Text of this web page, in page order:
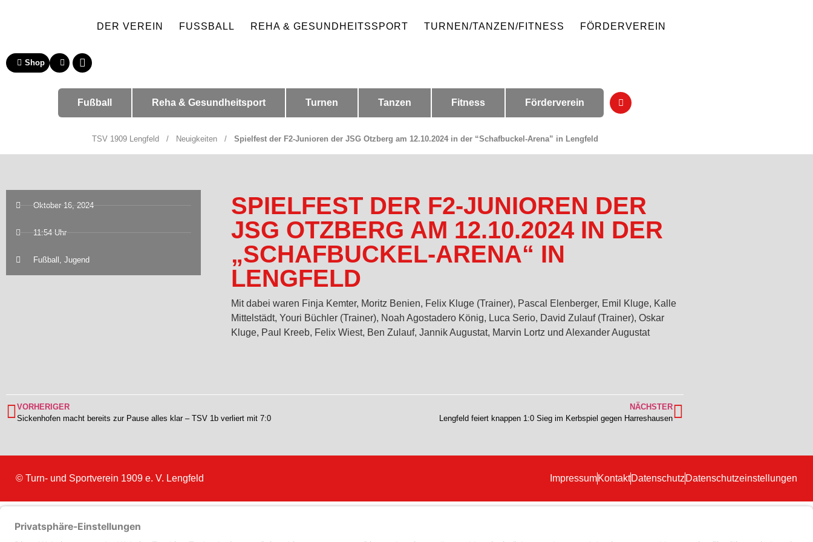
DER VEREIN FUSSBALL REHA & GESUNDHEITSSPORT TURNEN/TANZEN/FITNESS FÖRDERVEREIN
Shop
Fußball Reha & Gesundheitsport Turnen Tanzen Fitness Förderverein
TSV 1909 Lengfeld / Neuigkeiten/ Spielfest der F2-Junioren der JSG Otzberg am 12.10.2024 in der “Schafbuckel-Arena” in Lengfeld
Oktober 16, 2024
11:54 Uhr
Fußball , Jugend
SPIELFEST DER F2-JUNIOREN DER
JSG OTZBERG AM 12.10.2024 IN DER
„SCHAFBUCKEL-ARENA“ IN
LENGFELD
Mit dabei waren Finja Kemter, Moritz Benien, Felix Kluge (Trainer), Pascal Elenberger, Emil Kluge, Kalle
Mittelstädt, Youri Büchler (Trainer), Noah Agostadero König, Luca Serio, David Zulauf (Trainer), Oskar
Kluge, Paul Kreeb, Felix Wiest, Ben Zulauf, Jannik Augustat, Marvin Lortz und Alexander Augustat
VORHERIGER
Sickenhofen macht bereits zur Pause alles klar – TSV 1b verliert mit 7:0
NÄCHSTER
Lengfeld feiert knappen 1:0 Sieg im Kerbspiel gegen Harreshausen
© Turn- und Sportverein 1909 e. V. Lengfeld ImpressumKontaktDatenschutz Datenschutzeinstellungen